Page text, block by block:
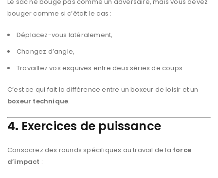
bouger comme si c’était le cas :
Déplacez-vous latéralement,
Changez d’angle,
Travaillez vos esquives entre deux séries de coups.
C’est ce qui fait la différence entre un boxeur de loisir et un
boxeur technique.
4. Exercices de puissance
Consacrez des rounds spécifiques au travail de la force
d’impact :